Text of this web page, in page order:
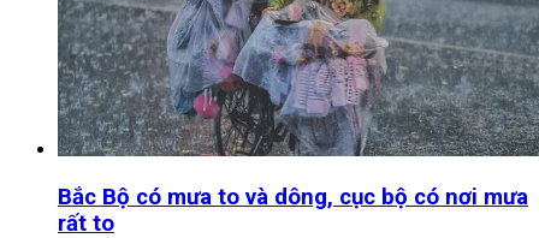
Bắc Bộ có mưa to và dông, cục bộ có nơi mưa
rất to